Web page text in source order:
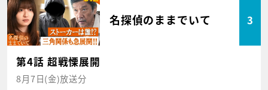
名探偵のままでいて 3
第4話 超戦慄展開
8月7日(金)放送分